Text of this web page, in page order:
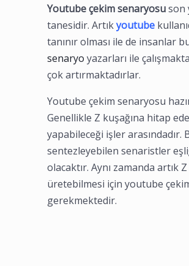
Youtube çekim senaryosuson
tanesidir. Artıkyoutube
tanınır olması ile de insanlar
senaryo yazarları ile
çok artırmaktadırlar.
Youtube çekim senaryosu
Genellikle Z kuşağına hitap
yapabileceği işler
sentezleyebilen senaristler
olacaktır. Aynı zamanda artık
üretebilmesi için youtube
gerekmektedir.